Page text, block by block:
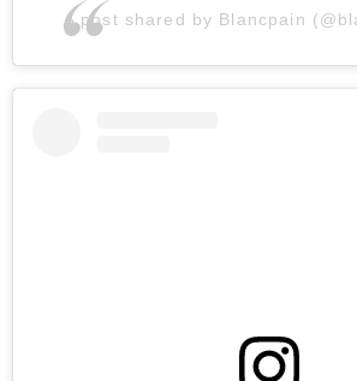
A post shared by Blancpain